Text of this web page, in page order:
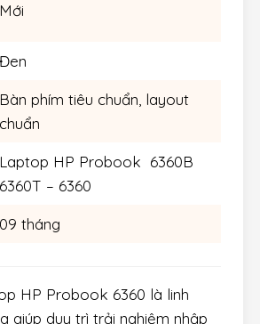
Mới
Đen
Bàn phím tiêu chuẩn, layout
chuẩn
Laptop HP Probook 6360B
6360T – 6360
09 tháng
HP Probook 6360 là linh
giúp duy trì trải nghiệm nhập